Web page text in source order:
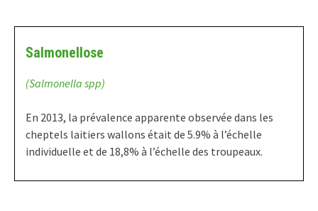
Salmonellose
(Salmonella spp)
En 2013, la prévalence apparente observée dans les
cheptels laitiers wallons était de 5.9% à l’échelle
individuelle et de 18,8% à l’échelle des troupeaux.